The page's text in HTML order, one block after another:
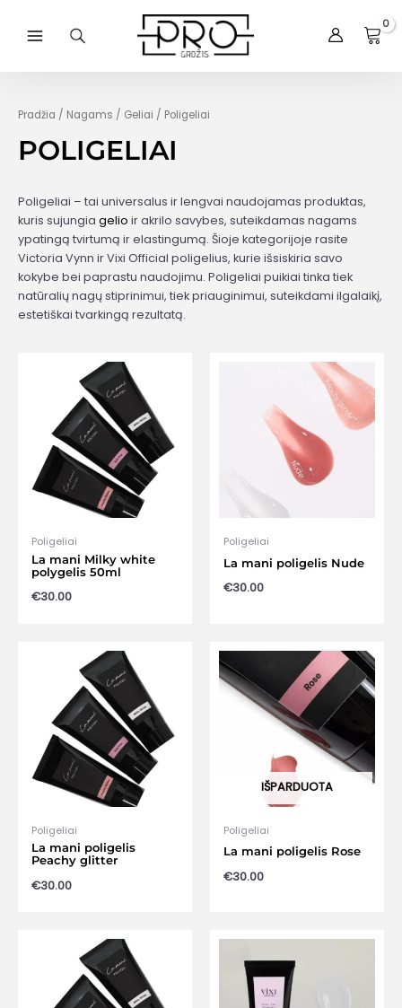
turinio
Menu
Pradžia / Nagams / Geliai / Poligeliai
POLIGELIAI
Poligeliai – tai universalus ir lengvai naudojamas produktas,
kuris sujungia gelio ir akrilo savybes, suteikdamas nagams
ypatingą tvirtumą ir elastingumą. Šioje kategorijoje rasite
Victoria Vynn ir Vixi Official poligelius, kurie išsiskiria savo
kokybe bei paprastu naudojimu. Poligeliai puikiai tinka tiek
natūralių nagų stiprinimui, tiek priauginimui, suteikdami ilgalaikį,
estetiškai tvarkingą rezultatą.
Poligeliai
La mani Milky white
polygelis 50ml
€30.00
Poligeliai
La mani poligelis Nude
€30.00
Poligeliai
La mani poligelis
Peachy glitter
€30.00
IŠPARDUOTA
Poligeliai
La mani poligelis Rose
€30.00